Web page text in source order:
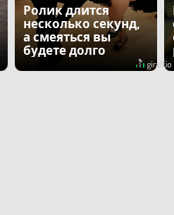
Ролик длится
несколько секунд,
а смеяться вы
будете долго